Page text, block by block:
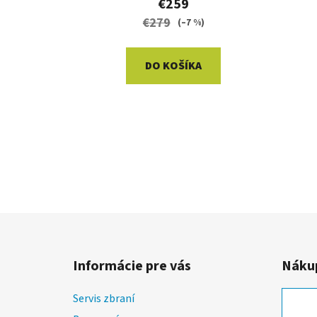
€259
€279 (–7 %)
DO KOŠÍKA
Informácie pre vás
Servis zbraní